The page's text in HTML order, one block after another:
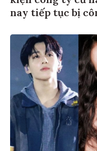
nay tiếp tục bị